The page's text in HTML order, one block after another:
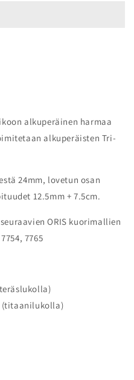
alkuperäinen harmaa
alkuperäisten Tri-
24mm, lovetun osan
12.5mm + 7.5cm.
ORIS kuorimallien
7765
(titaanilukolla)